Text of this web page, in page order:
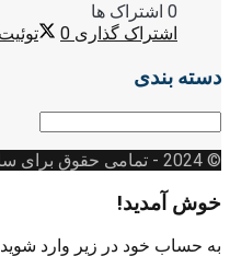
0 اشتراک ها
اشتراک گذاری 0 توئیت
دسته بندی
دسته
© 2024
- تمامی حقوق برای
خوش آمدید!
به حساب خود در زیر وارد شوید